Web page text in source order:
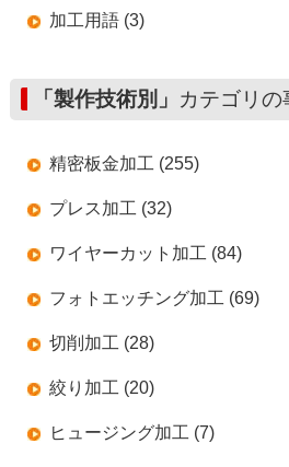
加工用語 (3)
「製作技術別」 カテゴリの
精密板金加工 (255)
プレス加工 (32)
ワイヤーカット加工 (84)
フォトエッチング加工 (69)
切削加工 (28)
絞り加工 (20)
ヒュージング加工 (7)